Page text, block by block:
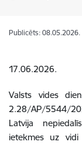
Publicēts: 08.05.2026.
17.06.2026.
Valsts vides
2.28/AP/5544/
Latvija
ietekmes uz